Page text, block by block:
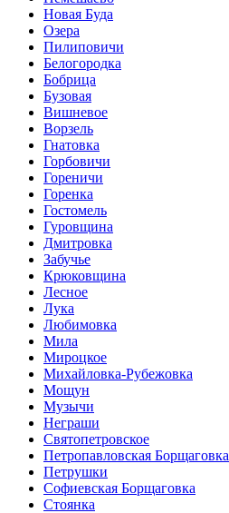
Новая Буда
Озера
Пилиповичи
Белогородка
Бобрица
Бузовая
Вишневое
Ворзель
Гнатовка
Горбовичи
Гореничи
Горенка
Гостомель
Гуровщина
Дмитровка
Забучье
Крюковщина
Лесное
Лука
Любимовка
Мила
Мироцкое
Михайловка-Рубежовка
Мощун
Музычи
Неграши
Святопетровское
Петропавловская Борщаговка
Петрушки
Софиевская Борщаговка
Стоянка